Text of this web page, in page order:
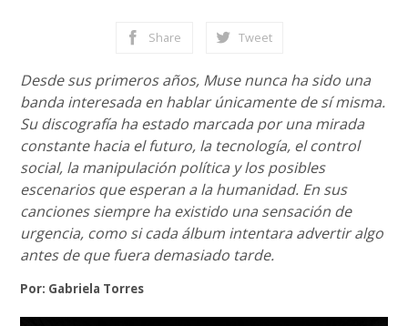
Share Tweet
Desde sus primeros años, Muse nunca ha sido una
banda interesada en hablar únicamente de sí misma.
Su discografía ha estado marcada por una mirada
constante hacia el futuro, la tecnología, el control
social, la manipulación política y los posibles
escenarios que esperan a la humanidad. En sus
canciones siempre ha existido una sensación de
urgencia, como si cada álbum intentara advertir algo
antes de que fuera demasiado tarde.
Por: Gabriela Torres